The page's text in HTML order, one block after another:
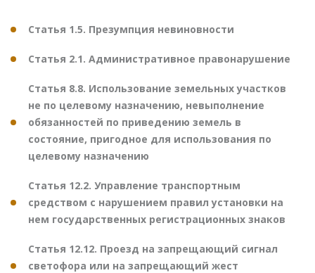
Статья 1.5. Презумпция невиновности
Статья 2.1. Административное правонарушение
Статья 8.8. Использование земельных участков
не по целевому назначению, невыполнение
обязанностей по приведению земель в
состояние, пригодное для использования по
целевому назначению
Статья 12.2. Управление транспортным
средством с нарушением правил установки на
нем государственных регистрационных знаков
Статья 12.12. Проезд на запрещающий сигнал
светофора или на запрещающий жест